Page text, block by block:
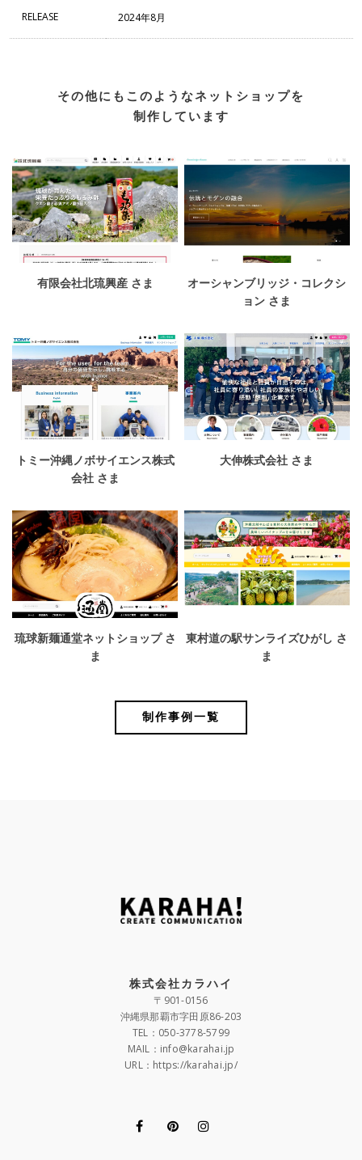
RELEASE 2024年8月
その他にもこのようなネットショップを
制作しています
有限会社北琉興産 さま
オーシャンブリッジ・コレクシ
ョン さま
トミー沖縄ノボサイエンス株式
会社 さま
大伸株式会社 さま
琉球新麺通堂ネットショップ さ
ま
東村道の駅サンライズひがし さ
ま
制作事例一覧
株式会社カラハイ
〒901-0156
沖縄県那覇市字田原86-203
TEL：050-3778-5799
MAIL：info@karahai.jp
URL：https://karahai.jp/